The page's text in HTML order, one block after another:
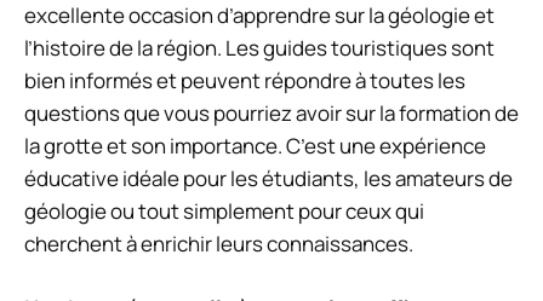
excellente occasion d’apprendre sur la géologie et
l’histoire de la région. Les guides touristiques sont
bien informés et peuvent répondre à toutes les
questions que vous pourriez avoir sur la formation de
la grotte et son importance. C’est une expérience
éducative idéale pour les étudiants, les amateurs de
géologie ou tout simplement pour ceux qui
cherchent à enrichir leurs connaissances.